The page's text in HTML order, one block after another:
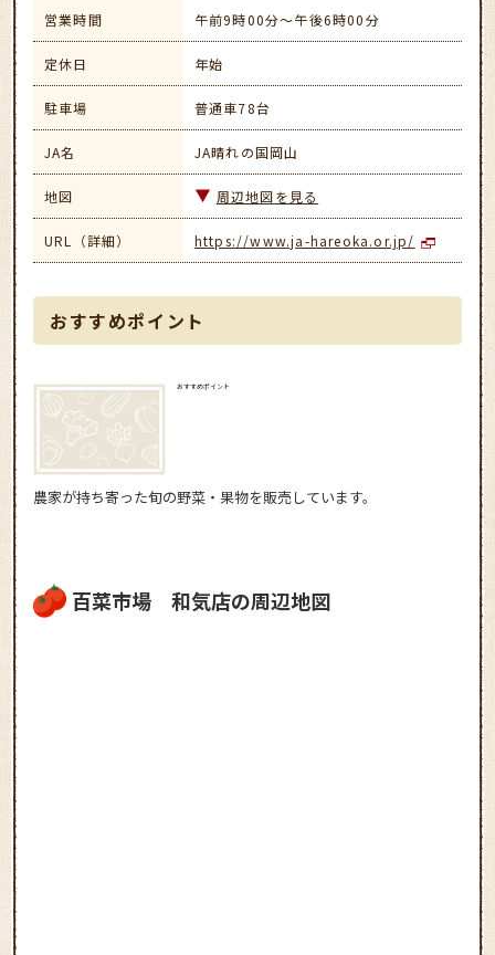
営業時間 午前9時00分～午後6時00分
定休日 年始
駐車場 普通車78台
JA名 JA晴れの国岡山
地図 周辺地図を見る
URL（詳細） https://www.ja-hareoka.or.jp/
おすすめポイント
おすすめポイント
農家が持ち寄った旬の野菜・果物を販売しています。
百菜市場 和気店の周辺地図